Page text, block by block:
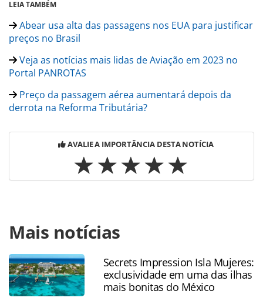
LEIA TAMBÉM
Abear usa alta das passagens nos EUA para justificar
preços no Brasil
Veja as notícias mais lidas de Aviação em 2023 no
Portal PANROTAS
Preço da passagem aérea aumentará depois da
derrota na Reforma Tributária?
AVALIE A IMPORTÂNCIA DESTA NOTÍCIA
https://www.panrotas.com.br/100xbrasil/politica/2024/01/
brasil-com-passagens-a-r-200-sera-lancado-ate-
fevereiro_202334.html ou as ferramentas oferecidas na
página. Todo o conteúdo produzido pela PANROTAS
Editora é protegido pela legislação brasileira sobre direito
autoral. Não reproduza o conteúdo sem autorização da
Mais notícias
Secrets Impression Isla Mujeres:
exclusividade em uma das ilhas
mais bonitas do México